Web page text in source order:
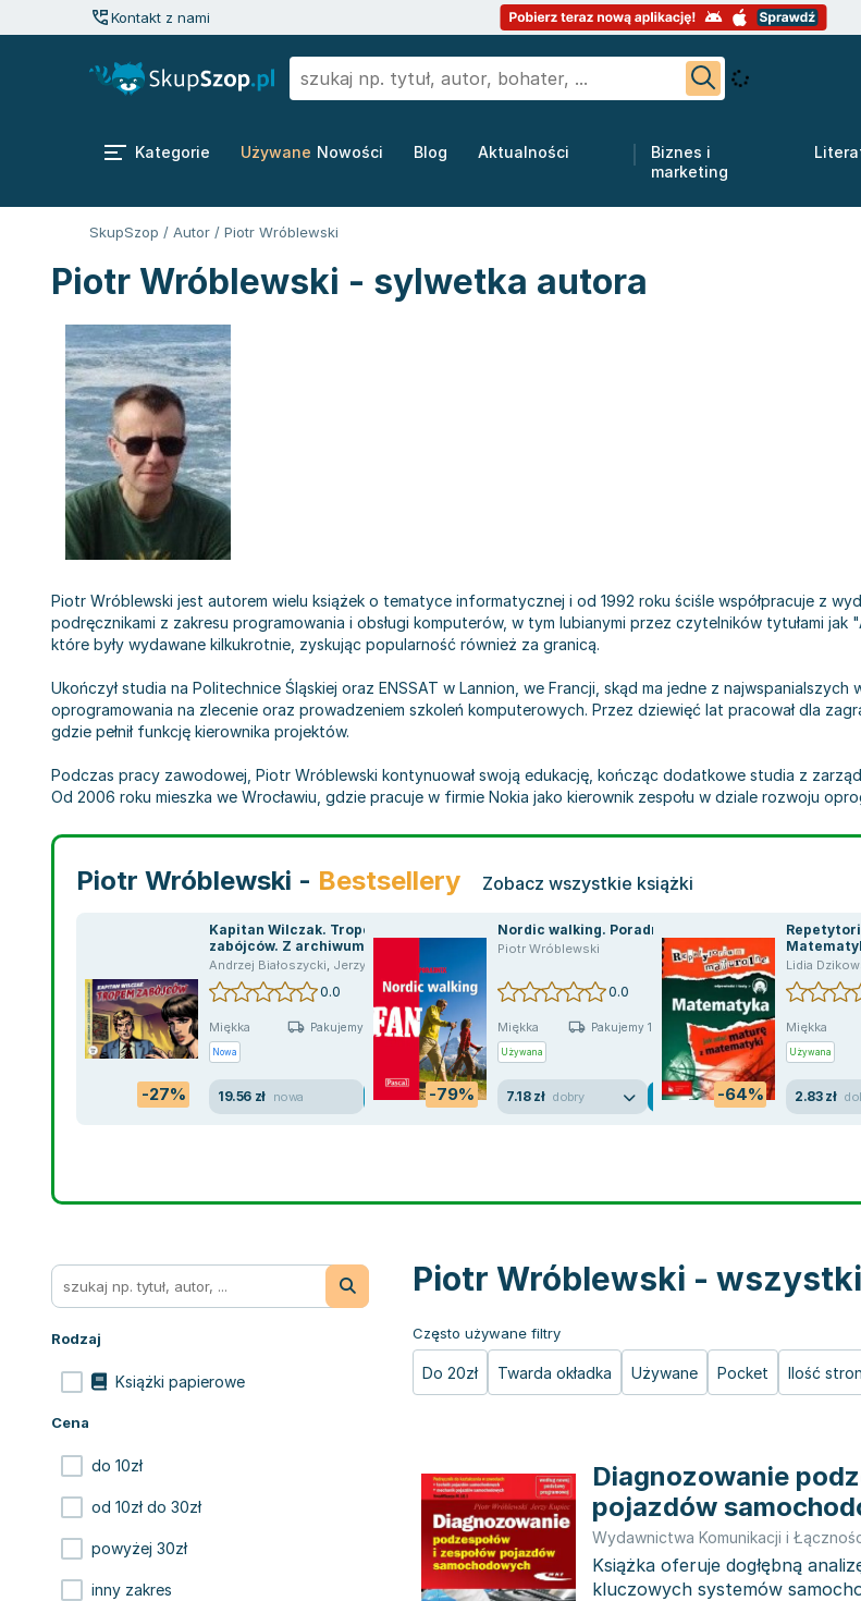
Kontakt z nami
Kategorie Używane Nowości Blog Aktualności
Biznes i
marketing
SkupSzop / Autor / Piotr Wróblewski
Piotr Wróblewski - sylwetka autora
Piotr Wróblewski jest autorem wielu książek o tematyce informatycznej i od 1992 roku ściśle współpracuje z
podręcznikami z zakresu programowania i obsługi komputerów, w tym lubianymi przez czytelników tytułami
które były wydawane kilkukrotnie, zyskując popularność również za granicą.
Ukończył studia na Politechnice Śląskiej oraz ENSSAT w Lannion, we Francji, skąd ma jedne z
oprogramowania na zlecenie oraz prowadzeniem szkoleń komputerowych. Przez dziewięć lat pracował dla
gdzie pełnił funkcję kierownika projektów.
Podczas pracy zawodowej, Piotr Wróblewski kontynuował swoją edukację, kończąc dodatkowe studia z
Od 2006 roku mieszka we Wrocławiu, gdzie pracuje w firmie Nokia jako kierownik zespołu w dziale rozwoju
Piotr Wróblewski - Bestsellery Zobacz wszystkie książki
-27%
Kapitan Wilczak. Tropem
zabójców. Z archiwum
Jerzego Wróblewskiego.
Tom 22
Andrzej Białoszycki, Jerzy Wróblewski ,Piotr Wróblewski
0.0
Miękka Pakujemy 11.08
Nowa
19.56 zł nowa -79%
Nordic walking. Poradnik
Piotr Wróblewski
0.0
Miękka Pakujemy 10.08
Używana
7.18 zł dobry -64%
Lidia
Miękka
Używana
2.83 zł
Rodzaj
Książki papierowe
Cena
do 10zł
od 10zł do 30zł
powyżej 30zł
inny zakres
Piotr Wróblewski -
Często używane filtry
Do 20zł Twarda okładka Używane Pocket Ilość
Diagnozowanie
pojazdów
Wydawnictwa Komunikacji i
Książka oferuje dogłębną
kluczowych systemów